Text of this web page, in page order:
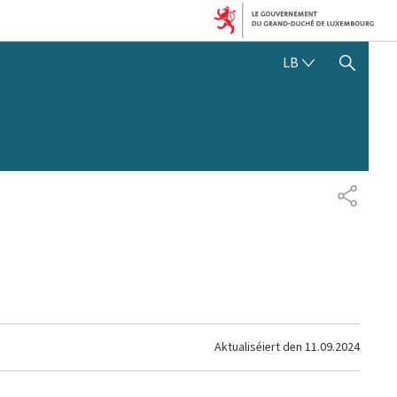
LB SHOW HIDE SEARCH
Aktualiséiert den 11.09.2024